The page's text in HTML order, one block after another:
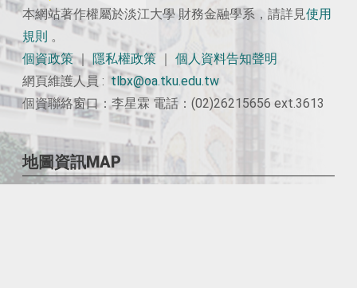
本網站著作權屬於淡江大學 財務金融學系，請詳見使用
規則 。
個資政策｜隱私權政策 ｜ 個人資料告知聲明
網頁維護人員 :tlbx@oa.tku.edu.tw
個資聯絡窗口：李星霖 電話：(02)26215656 ext.3613
地圖資訊MAP